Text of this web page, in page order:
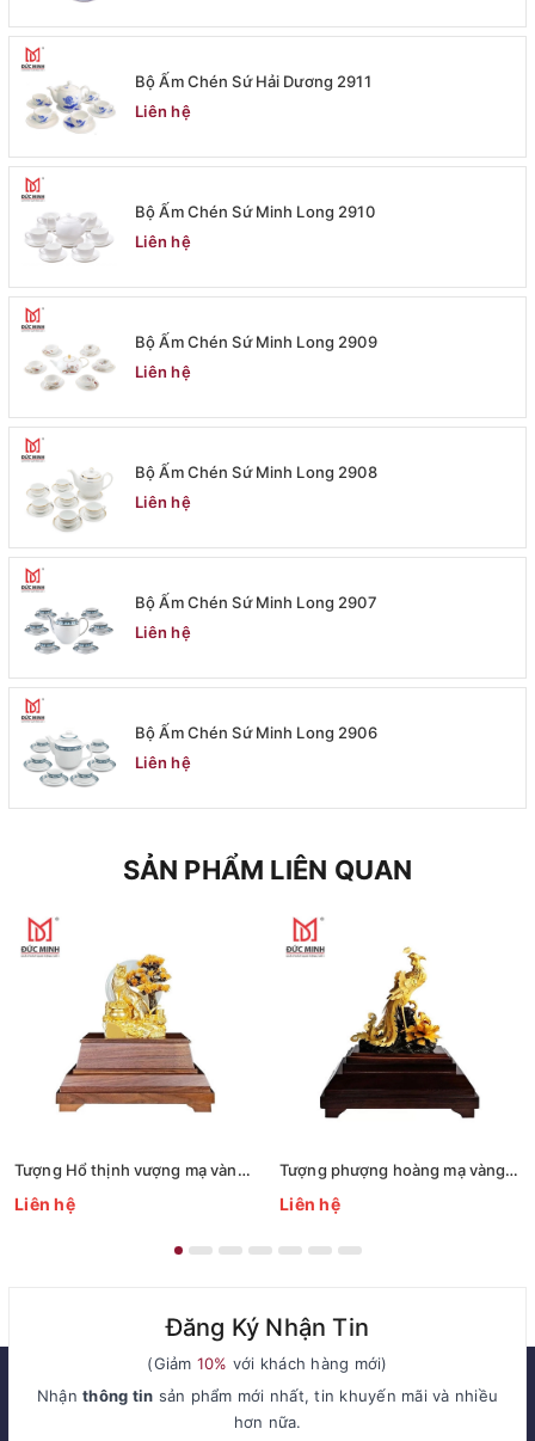
Bộ Ấm Chén Sứ Hải Dương 2911
Liên hệ
Bộ Ấm Chén Sứ Minh Long 2910
Liên hệ
Bộ Ấm Chén Sứ Minh Long 2909
Liên hệ
Bộ Ấm Chén Sứ Minh Long 2908
Liên hệ
Bộ Ấm Chén Sứ Minh Long 2907
Liên hệ
Bộ Ấm Chén Sứ Minh Long 2906
Liên hệ
SẢN PHẨM LIÊN QUAN
Tượng Hổ thịnh vượng mạ vàng 3314
Liên hệ
Tượng phượng hoàng mạ vàng 3313
Liên hệ
Đăng Ký Nhận Tin
(Giảm 10% với khách hàng mới)
Nhậnthông tin sản phẩm mới nhất, tin khuyến mãi và nhiều
hơn nữa.